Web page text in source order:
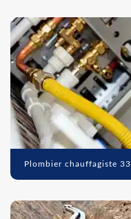
Plombier chauffagiste 33